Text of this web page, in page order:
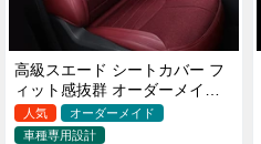
高級スエード シートカバー フ
ィット感抜群 オーダーメイド
耐久性 オシャレ 全席セット
人気
オーダーメイド
車種専用設計